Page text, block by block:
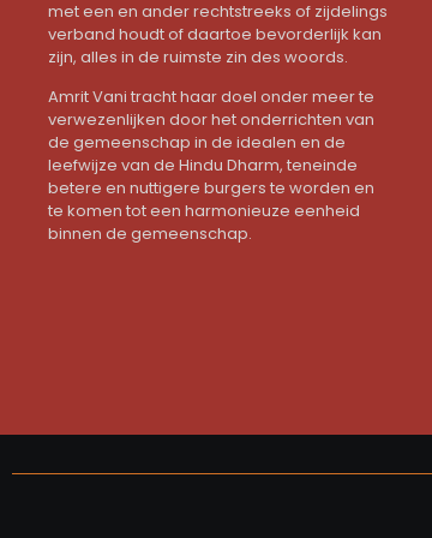
met een en ander rechtstreeks of zijdelings
verband houdt of daartoe bevorderlijk kan
zijn, alles in de ruimste zin des woords.
Amrit Vani tracht haar doel onder meer te
verwezenlijken door het onderrichten van
de gemeenschap in de idealen en de
leefwijze van de Hindu Dharm, teneinde
betere en nuttigere burgers te worden en
te komen tot een harmonieuze eenheid
binnen de gemeenschap.